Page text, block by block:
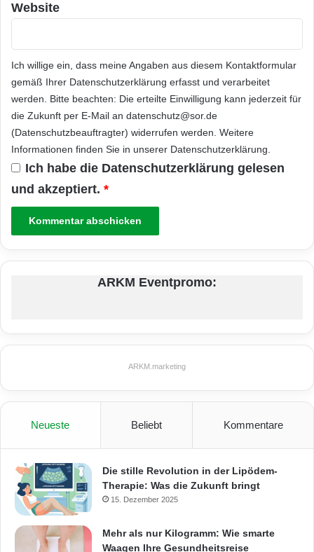
Website
Ich willige ein, dass meine Angaben aus diesem Kontaktformular
gemäß Ihrer Datenschutzerklärung erfasst und verarbeitet
werden. Bitte beachten: Die erteilte Einwilligung kann jederzeit für
die Zukunft per E-Mail an datenschutz@sor.de
(Datenschutzbeauftragter) widerrufen werden. Weitere
Informationen finden Sie in unserer Datenschutzerklärung
Ich habe die Datenschutzerklärung gelesen
und akzeptiert. *
ARKM Eventpromo:
ARKM.marketing
Neueste Beliebt Kommentare
Die stille Revolution in der Lipödem-
Therapie: Was die Zukunft bringt
15. Dezember 2025
Mehr als nur Kilogramm: Wie smarte
Waagen Ihre Gesundheitsreise